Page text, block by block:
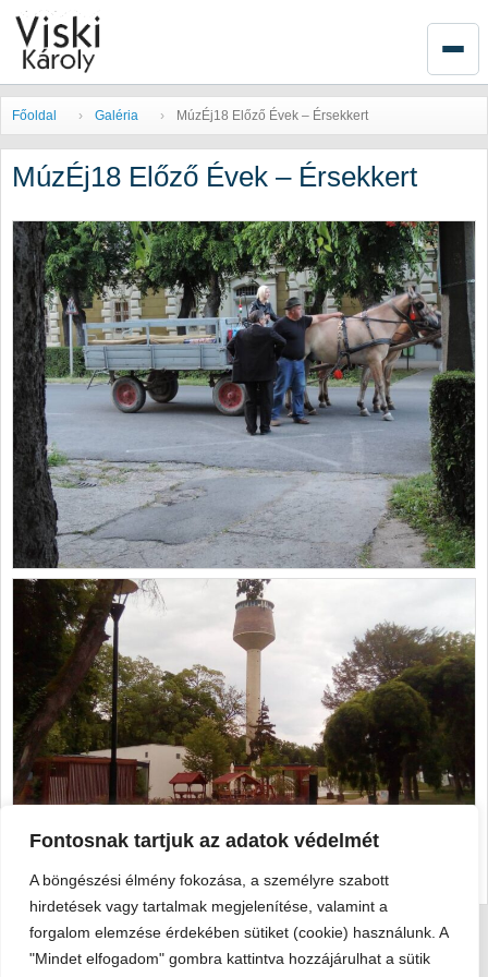
Fontosnak tartjuk az adatok védelmét
A böngészési élmény fokozása, a személyre szabott
hirdetések vagy tartalmak megjelenítése, valamint a
forgalom elemzése érdekében sütiket (cookie) használunk. A
"Mindet elfogadom" gombra kattintva hozzájárulhat a sütik
Főoldal Galéria MúzÉj18 Előző Évek – Érsekkert
MúzÉj18 Előző Évek – Érsekkert
Viski Károly Múzeum Kalocsa